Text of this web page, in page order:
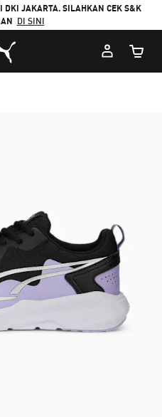
DKI JAKARTA. SILAHKAN CEK S&K
DI SINI
Beranda